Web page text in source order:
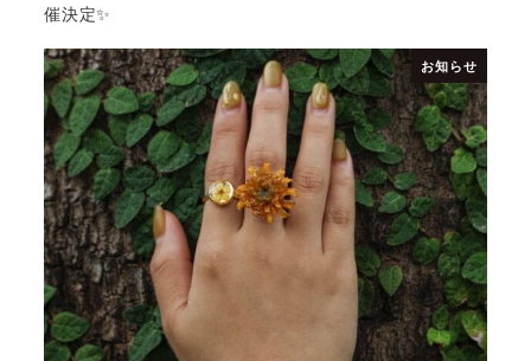
催決定✨
お知らせ